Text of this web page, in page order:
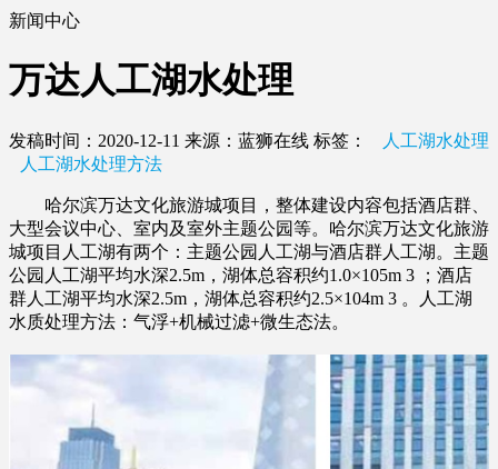
新闻中心
万达人工湖水处理
发稿时间：2020-12-11 来源：蓝狮在线 标签：
人工湖水处理
人工湖水处理方法
哈尔滨万达文化旅游城项目，整体建设内容包括酒店群、
大型会议中心、室内及室外主题公园等。哈尔滨万达文化旅游
城项目人工湖有两个：主题公园人工湖与酒店群人工湖。主题
公园人工湖平均水深2.5m，湖体总容积约1.0×105m 3 ；酒店
群人工湖平均水深2.5m，湖体总容积约2.5×104m 3 。人工湖
水质处理方法：气浮+机械过滤+微生态法。